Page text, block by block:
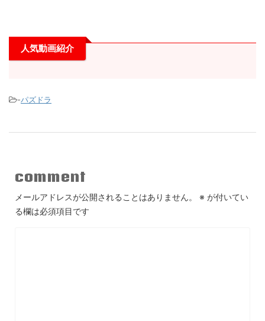
人気動画紹介
-パズドラ
comment
メールアドレスが公開されることはありません。 ※ が付いてい
る欄は必須項目です